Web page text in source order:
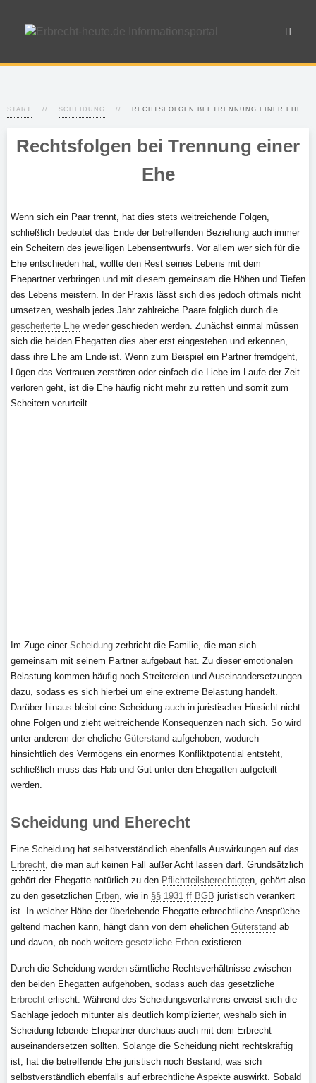
START SCHEIDUNG RECHTSFOLGEN BEI TRENNUNG EINER EHE
Rechtsfolgen bei Trennung einer
Ehe
Wenn sich ein Paar trennt, hat dies stets weitreichende Folgen,
schließlich bedeutet das Ende der betreffenden Beziehung auch immer
ein Scheitern des jeweiligen Lebensentwurfs. Vor allem wer sich für die
Ehe entschieden hat, wollte den Rest seines Lebens mit dem
Ehepartner verbringen und mit diesem gemeinsam die Höhen und Tiefen
des Lebens meistern. In der Praxis lässt sich dies jedoch oftmals nicht
umsetzen, weshalb jedes Jahr zahlreiche Paare folglich durch die
gescheiterte Ehe wieder geschieden werden. Zunächst einmal müssen
sich die beiden Ehegatten dies aber erst eingestehen und erkennen,
dass ihre Ehe am Ende ist. Wenn zum Beispiel ein Partner fremdgeht,
Lügen das Vertrauen zerstören oder einfach die Liebe im Laufe der Zeit
verloren geht, ist die Ehe häufig nicht mehr zu retten und somit zum
Scheitern verurteilt.
Im Zuge einer Scheidung zerbricht die Familie, die man sich
gemeinsam mit seinem Partner aufgebaut hat. Zu dieser emotionalen
Belastung kommen häufig noch Streitereien und Auseinandersetzungen
dazu, sodass es sich hierbei um eine extreme Belastung handelt.
Darüber hinaus bleibt eine Scheidung auch in juristischer Hinsicht nicht
ohne Folgen und zieht weitreichende Konsequenzen nach sich. So wird
unter anderem der eheliche Güterstand aufgehoben, wodurch
hinsichtlich des Vermögens ein enormes Konfliktpotential entsteht,
schließlich muss das Hab und Gut unter den Ehegatten aufgeteilt
werden.
Scheidung und Eherecht
Eine Scheidung hat selbstverständlich ebenfalls Auswirkungen auf das
Erbrecht, die man auf keinen Fall außer Acht lassen darf. Grundsätzlich
gehört der Ehegatte natürlich zu den Pflichtteilsberechtigten, gehört also
zu den gesetzlichen Erben, wie in §§ 1931 ff BGB juristisch verankert
ist. In welcher Höhe der überlebende Ehegatte erbrechtliche Ansprüche
geltend machen kann, hängt dann von dem ehelichen Güterstand ab
und davon, ob noch weitere gesetzliche Erben existieren.
Durch die Scheidung werden sämtliche Rechtsverhältnisse zwischen
den beiden Ehegatten aufgehoben, sodass auch das gesetzliche
Erbrecht erlischt. Während des Scheidungsverfahrens erweist sich die
Sachlage jedoch mitunter als deutlich komplizierter, weshalb sich in
Scheidung lebende Ehepartner durchaus auch mit dem Erbrecht
auseinandersetzen sollten. Solange die Scheidung nicht rechtskräftig
ist, hat die betreffende Ehe juristisch noch Bestand, was sich
selbstverständlich ebenfalls auf erbrechtliche Aspekte auswirkt. Sobald